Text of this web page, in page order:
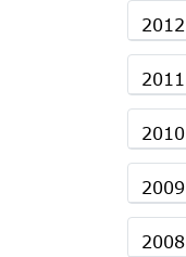
2012
2011
2010
2009
2008